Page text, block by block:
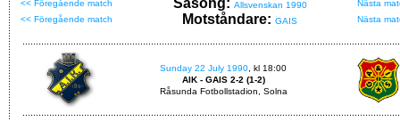
<< Föregående match
Säsong: Allsvenskan 1990
Nästa
<< Föregående match
Motståndare: GAIS Nästa
Sunday 22 July 1990 , kl 18:00
AIK - GAIS 2-2 (1-2)
Råsunda Fotbollstadion, Solna